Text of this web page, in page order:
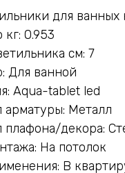
для ванных
кг: 0.953
см: 7
Для ванной
Aqua-tablet led
арматуры: Металл
плафона/декора:
На потолок
В